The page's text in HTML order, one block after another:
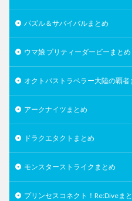
パズル＆サバイバルまとめ
ウマ娘 プリティーダービーまとめ
オクトパストラベラー大陸の覇者
アークナイツまとめ
ドラクエタクトまとめ
モンスターストライクまとめ
プリンセスコネクト！Re:Diveま